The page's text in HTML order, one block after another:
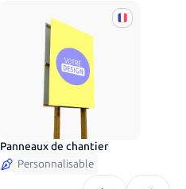
Panneaux de chantier
Personnalisable